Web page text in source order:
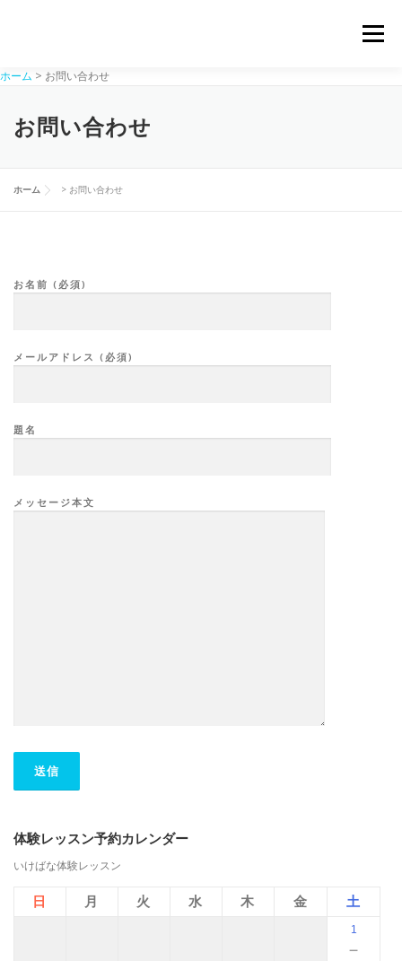
ツ
メニュー
ホーム > お問い合わせ
お問い合わせ
ホーム > お問い合わせ
お名前 (必須)
メールアドレス (必須)
題名
メッセージ本文
体験レッスン予約カレンダー
いけばな体験レッスン
日 月 火 水 木 金 土
1
－